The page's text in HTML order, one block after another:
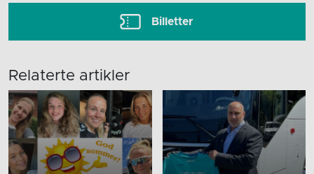
Billetter
Relaterte artikler